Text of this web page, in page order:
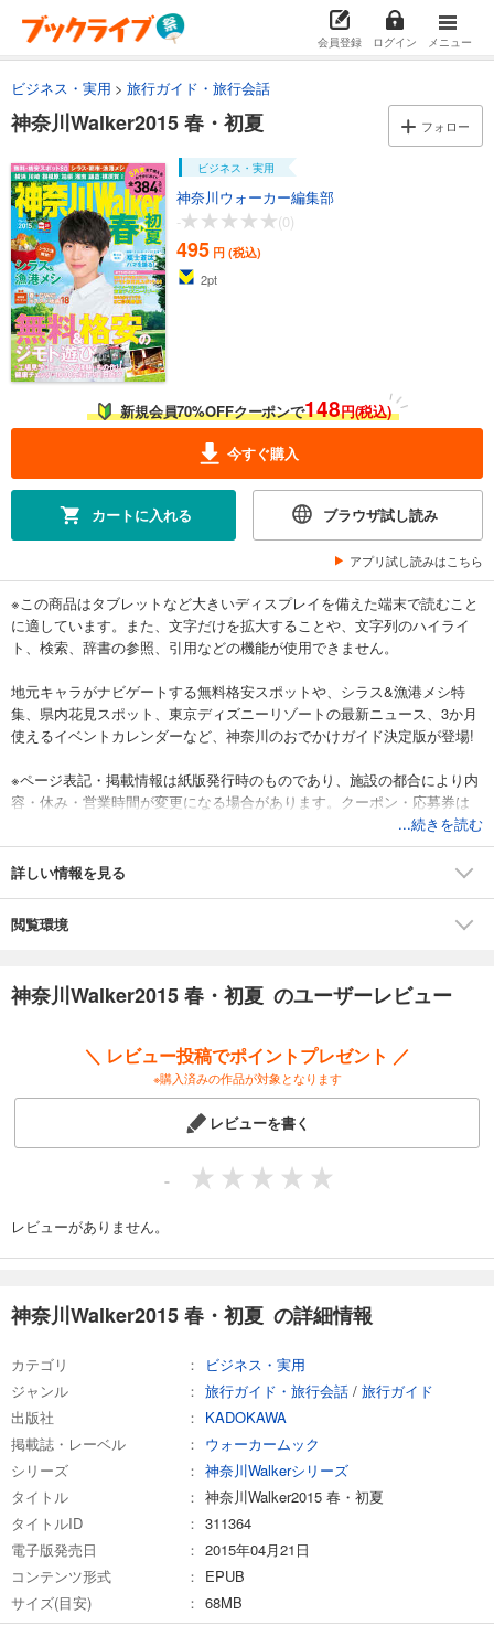
会員登録 ログイン メニュー
ビジネス・実用 旅行ガイド・旅行会話
神奈川Walker2015 春・初夏 フォロー
ビジネス・実用
神奈川ウォーカー編集部
-
(0)
495 円 (税込)
2pt
新規会員70%OFFクーポンで148円(税込)
今すぐ購入
カートに入れる ブラウザ試し読み
アプリ試し読みはこちら
※この商品はタブレットなど大きいディスプレイを備えた端末で読むこと
に適しています。また、文字だけを拡大することや、文字列のハイライ
ト、検索、辞書の参照、引用などの機能が使用できません。
地元キャラがナビゲートする無料格安スポットや、シラス&漁港メシ特
集、県内花見スポット、東京ディズニーリゾートの最新ニュース、3か月
使えるイベントカレンダーなど、神奈川のおでかけガイド決定版が登場!
※ページ表記・掲載情報は紙版発行時のものであり、施設の都合により内
容・休み・営業時間が変更になる場合があります。クーポン・応募券は
電子版に収録しておりません。一部記事・写真・別冊や中綴じなどの特
典付録は電子版に掲載しない場合があります。
...続きを読む
詳しい情報を見る
閲覧環境
神奈川Walker2015 春・初夏 のユーザーレビュー
＼ レビュー投稿でポイントプレゼント ／
※購入済みの作品が対象となります
レビューを書く
-
レビューがありません。
神奈川Walker2015 春・初夏 の詳細情報
カテゴリ
ビジネス・実用
ジャンル
旅行ガイド・旅行会話 / 旅行ガイド
出版社
KADOKAWA
掲載誌・レーベル
ウォーカームック
シリーズ
神奈川Walkerシリーズ
タイトル
神奈川Walker2015 春・初夏
タイトルID
311364
電子版発売日
2015年04月21日
コンテンツ形式
EPUB
サイズ(目安)
68MB